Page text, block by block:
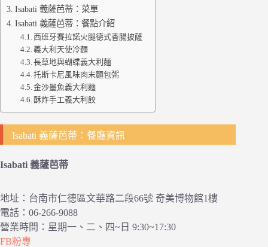
Isabati 義薩芭蒂：菜單
Isabati 義薩芭蒂：餐點介紹
西班牙賽拉諾火腿德式香腸披薩
義大利天使冷麵
長草地與蝴蝶義大利麵
托斯卡尼風味肉末麵包粥
金沙墨魚義大利麵
酥炸手工義大利餃
Isabati 義薩芭蒂：餐廳資訊
Isabati 義薩芭蒂
地址：台南市仁德區文華路二段66號 奇美博物館1樓
電話：06-266-9088
營業時間：星期一、二、四~日 9:30~17:30
FB粉專